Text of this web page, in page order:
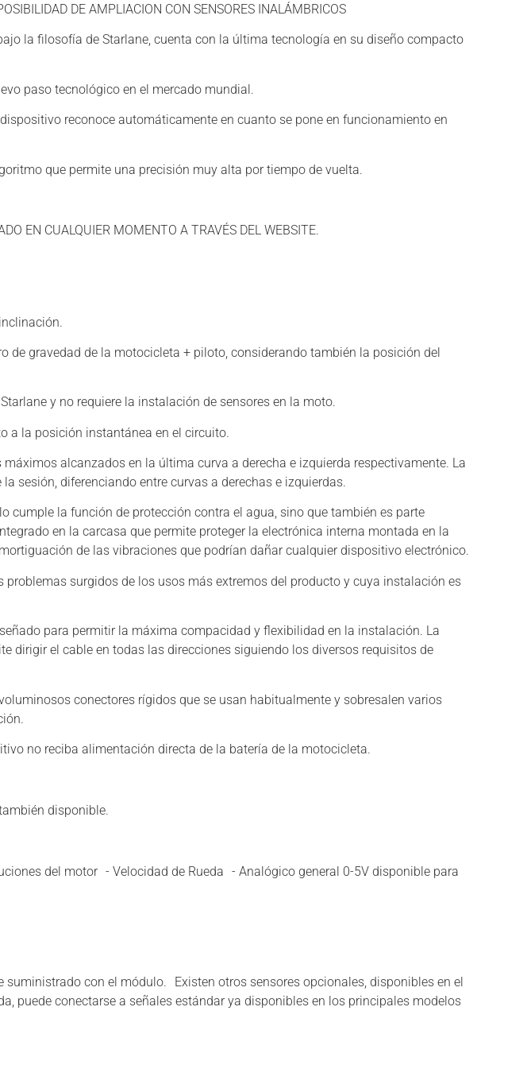
DE AMPLIACION CON SENSORES INALÁMBRICOS
la filosofía de Starlane, cuenta con la última tecnología en su diseño compacto
paso tecnológico en el mercado mundial.
reconoce automáticamente en cuanto se pone en funcionamiento en
que permite una precisión muy alta por tiempo de vuelta.
EN CUALQUIER MOMENTO A TRAVÉS DEL WEBSITE.
de gravedad de la motocicleta + piloto, considerando también la posición del
y no requiere la instalación de sensores en la moto.
a la posición instantánea en el circuito.
alcanzados en la última curva a derecha e izquierda respectivamente. La
sesión, diferenciando entre curvas a derechas e izquierdas.
cumple la función de protección contra el agua, sino que también es parte
en la carcasa que permite proteger la electrónica interna montada en la
de las vibraciones que podrían dañar cualquier dispositivo electrónico.
problemas surgidos de los usos más extremos del producto y cuya instalación es
para permitir la máxima compacidad y flexibilidad en la instalación. La
dirigir el cable en todas las direcciones siguiendo los diversos requisitos de
conectores rígidos que se usan habitualmente y sobresalen varios
no reciba alimentación directa de la batería de la motocicleta.
disponible.
del motor - Velocidad de Rueda - Analógico general 0-5V disponible para
con el módulo. Existen otros sensores opcionales, disponibles en el
puede conectarse a señales estándar ya disponibles en los principales modelos